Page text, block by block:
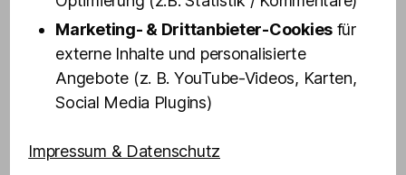
Burlesque ist die Kunst, die das Ausziehen
zelebriert und nicht die Nacktheit.
Burlesque-Tänzerinnen erzählen mit ihrer
denn Fantasie ist oft aufregender, als
Marketing- & Drittanbieter-Cookies für
externe Inhalte und personalisierte
Angebote (z. B. YouTube-Videos, Karten,
Social Media Plugins)
Impressum & Datenschutz